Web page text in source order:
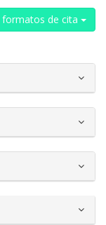
formatos de cita